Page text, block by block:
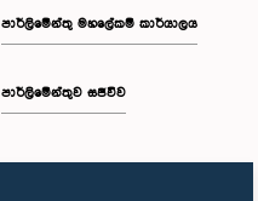
පාර්ලිමේන්තු මහලේකම් කාර්යාලය
පාර්ලිමේන්තුව සජීවීව